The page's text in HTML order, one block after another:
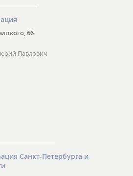
66
Павлович
Санкт-Петербурга и